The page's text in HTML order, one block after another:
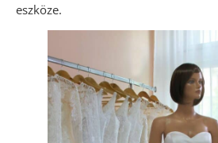
eszköze.